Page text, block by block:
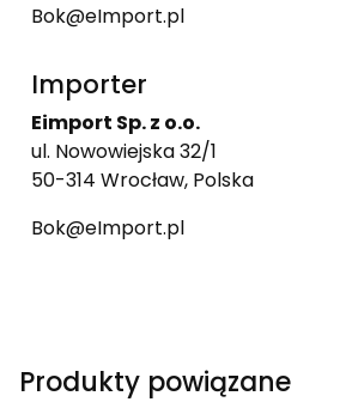
Bok@eImport.pl
Importer
Eimport Sp. z o.o.
ul. Nowowiejska 32/1
50-314 Wrocław, Polska
Bok@eImport.pl
Produkty powiązane